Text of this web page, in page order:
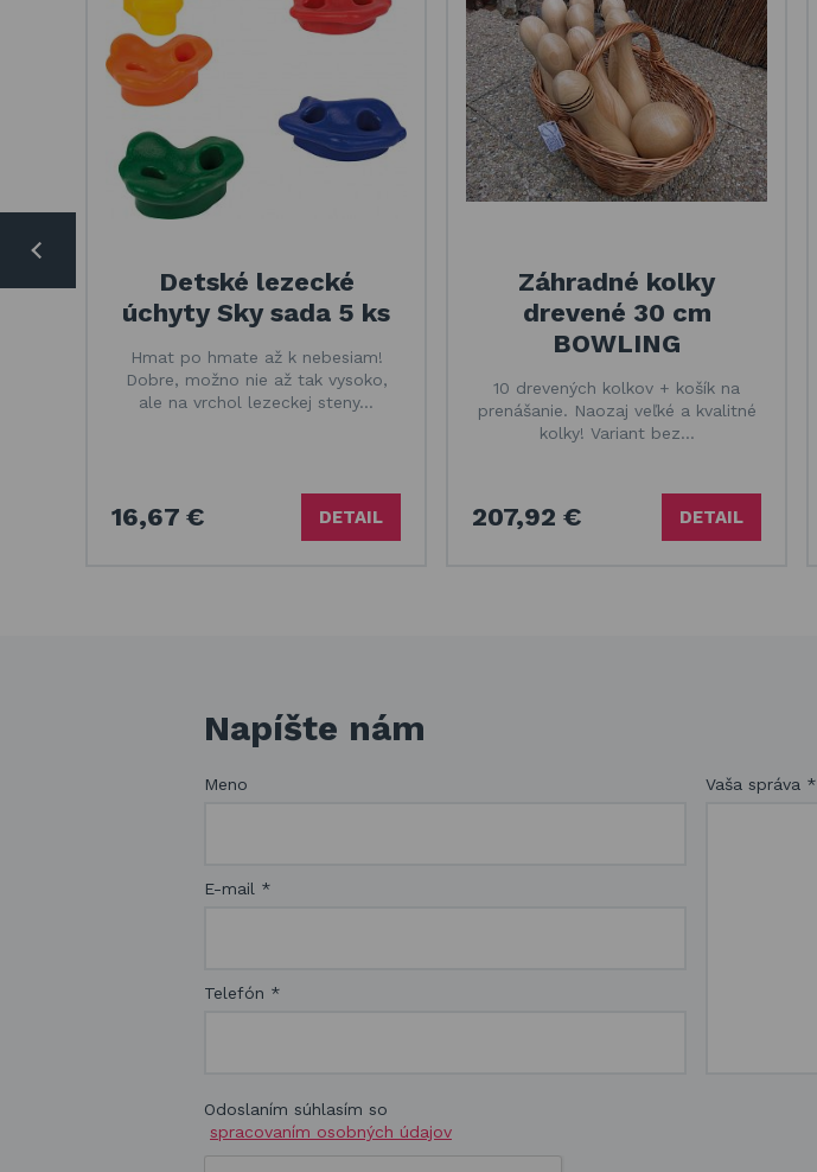
Detské lezecké
úchyty Sky sada 5 ks
Hmat po hmate až k nebesiam!
Dobre, možno nie až tak vysoko,
ale na vrchol lezeckej steny…
16,67 € DETAIL
Záhradné kolky
drevené 30 cm
BOWLING
10 drevených kolkov + košík na
prenášanie. Naozaj veľké a kvalitné
kolky! Variant bez…
207,92 € DETAIL
Napíšte nám
Meno
E-mail *
Telefón *
Vaša správa *
Odoslaním súhlasím so
spracovaním osobných údajov